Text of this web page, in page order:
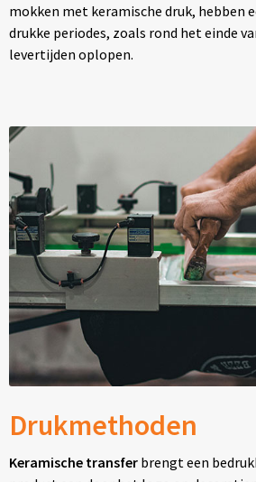
mokken met keramische druk, hebben
drukke periodes, zoals rond het einde
levertijden oplopen.
Drukmethoden
Keramische transferbrengt een